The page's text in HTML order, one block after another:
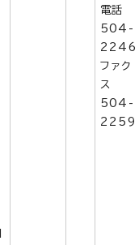
電話
504-
2246
ファク
ス
504-
2259